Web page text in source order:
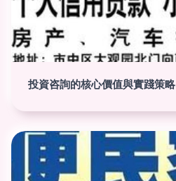
投資咨詢的核心價值與實踐策略